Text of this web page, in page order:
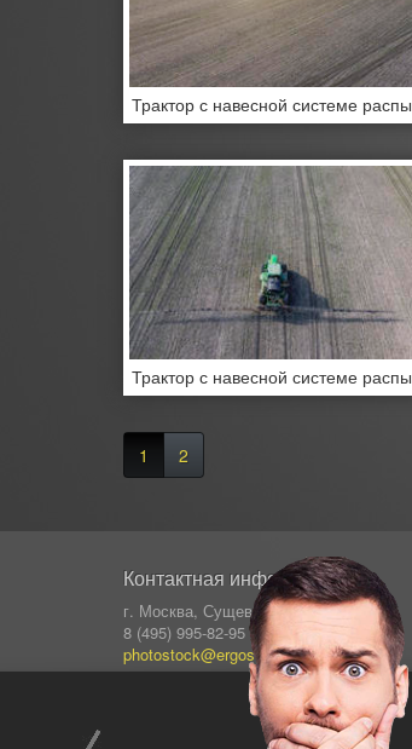
1 2
Контактная информация
г. Москва, Сущевский Вал 64
8 (495) 995-82-95 (кругл.)
photostock@ergosolo.ru